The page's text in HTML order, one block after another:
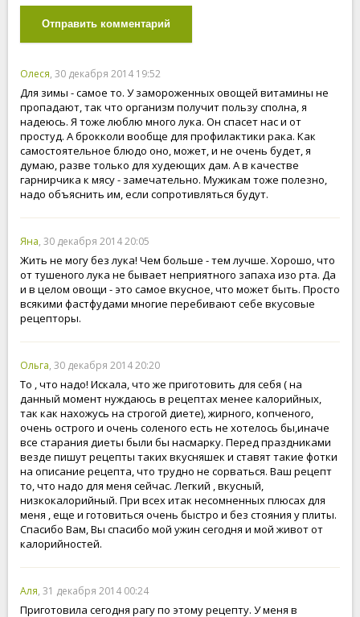
Отправить комментарий
Олеся, 30 декабря 2014 19:52
Для зимы - самое то. У замороженных овощей витамины не
пропадают, так что организм получит пользу сполна, я
надеюсь. Я тоже люблю много лука. Он спасет нас и от
простуд. А брокколи вообще для профилактики рака. Как
самостоятельное блюдо оно, может, и не очень будет, я
думаю, разве только для худеющих дам. А в качестве
гарнирчика к мясу - замечательно. Мужикам тоже полезно,
надо объяснить им, если сопротивляться будут.
Яна, 30 декабря 2014 20:05
Жить не могу без лука! Чем больше - тем лучше. Хорошо, что
от тушеного лука не бывает неприятного запаха изо рта. Да
и в целом овощи - это самое вкусное, что может быть. Просто
всякими фастфудами многие перебивают себе вкусовые
рецепторы.
Ольга, 30 декабря 2014 20:20
То , что надо! Искала, что же приготовить для себя ( на
данный момент нуждаюсь в рецептах менее калорийных,
так как нахожусь на строгой диете), жирного, копченого,
очень острого и очень соленого есть не хотелось бы,иначе
все старания диеты были бы насмарку. Перед праздниками
везде пишут рецепты таких вкусняшек и ставят такие фотки
на описание рецепта, что трудно не сорваться. Ваш рецепт
то, что надо для меня сейчас. Легкий , вкусный,
низкокалорийный. При всех итак несомненных плюсах для
меня , еще и готовиться очень быстро и без стояния у плиты.
Спасибо Вам, Вы спасибо мой ужин сегодня и мой живот от
калорийностей.
Аля, 31 декабря 2014 00:24
Приготовила сегодня рагу по этому рецепту. У меня в